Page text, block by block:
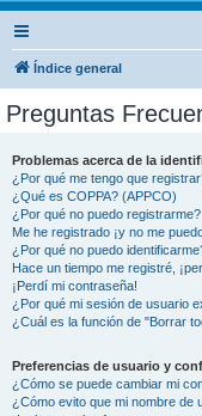
Índice general
Preguntas
Problemas acerca de la
¿Por qué me tengo que
¿Qué es COPPA? (APPCO)
¿Por qué no puedo registrarme?
Me he registrado ¡y no me
¿Por qué no puedo
Hace un tiempo me registré,
¡Perdí mi contraseña!
¿Por qué mi sesión de usuario
¿Cuál es la función de "Borrar
Preferencias de usuario y
¿Cómo se puede cambiar mi
¿Cómo evito que mi nombre